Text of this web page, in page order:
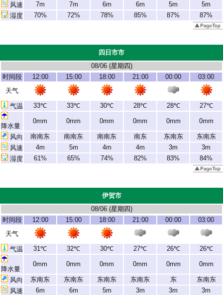
风速
7m 7m 6m 6m 5m
5m
湿度
70% 72% 78% 85% 87% 87%
四日市市
08/06 (星期四)
时间段
12:00 15:00 18:00 21:00 00:00
03:00
天气
气温 33℃ 33℃ 30℃ 28℃ 28℃ 27℃
降水量
0mm 0mm 0mm 0mm 0mm 0mm
风向 南南东 南南东 南南东 南东 东南东
东南东
风速
4m 5m 4m 4m 3m
3m
湿度
61% 65% 74% 82% 83% 84%
伊贺市
08/06 (星期四)
时间段
12:00 15:00 18:00 21:00 00:00
03:00
天气
气温 31℃ 32℃ 30℃ 27℃ 26℃ 26℃
降水量
0mm 0mm 0mm 0mm 0mm 0mm
风向 东南东 东南东 东南东 东南东 东
东南东
风速
6m 6m 5m 3m 3m
3m